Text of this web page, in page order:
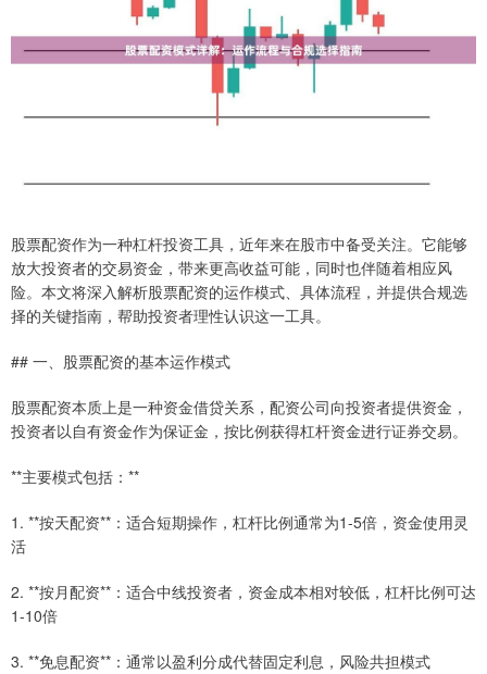
股票配资作为一种杠杆投资工具，近年来在股市中备受关注。它能够
放大投资者的交易资金，带来更高收益可能，同时也伴随着相应风
险。本文将深入解析股票配资的运作模式、具体流程，并提供合规选
择的关键指南，帮助投资者理性认识这一工具。
## 一、股票配资的基本运作模式
股票配资本质上是一种资金借贷关系，配资公司向投资者提供资金，
投资者以自有资金作为保证金，按比例获得杠杆资金进行证券交易。
**主要模式包括：**
1. **按天配资**：适合短期操作，杠杆比例通常为1-5倍，资金使用灵
活
2. **按月配资**：适合中线投资者，资金成本相对较低，杠杆比例可达
1-10倍
3. **免息配资**：通常以盈利分成代替固定利息，风险共担模式